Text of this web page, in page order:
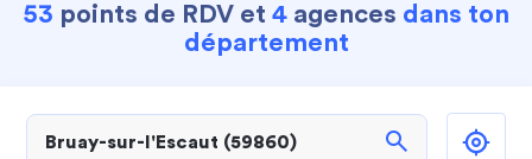
53 points de RDV et 4agences dans ton
département
search